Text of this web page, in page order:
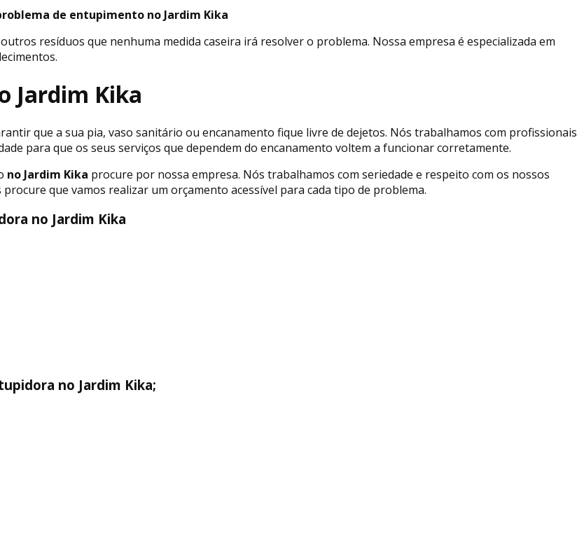
de entupimento no Jardim Kika
resíduos que nenhuma medida caseira irá resolver o problema. Nossa empresa é especializada em
Jardim Kika
que a sua pia, vaso sanitário ou encanamento fique livre de dejetos. Nós trabalhamos com profissionais
para que os seus serviços que dependem do encanamento voltem a funcionar corretamente.
no Jardim Kika procure por nossa empresa. Nós trabalhamos com seriedade e respeito com os nossos
que vamos realizar um orçamento acessível para cada tipo de problema.
no Jardim Kika
no Jardim Kika;